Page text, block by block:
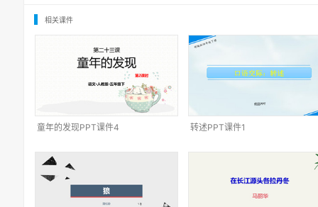
相关课件
童年的发现PPT课件4 转述PPT课件1